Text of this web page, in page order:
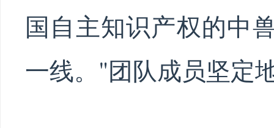
国自主知识产权的中
一线。"团队成员坚定